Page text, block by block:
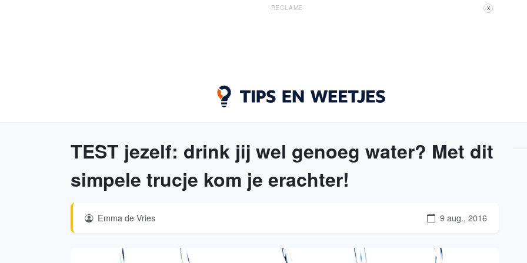
RECLAME X
TEST jezelf: drink jij wel genoeg water? Met dit
simpele trucje kom je erachter!
Emma de Vries 9 aug., 2016